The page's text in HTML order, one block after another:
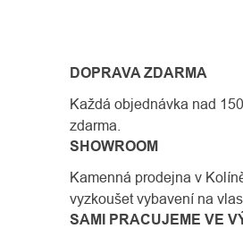
DOPRAVA ZDARMA
Každá objednávka nad
zdarma.
SHOWROOM
Kamenná prodejna v
vyzkoušet vybavení na
SAMI PRACUJEME VE